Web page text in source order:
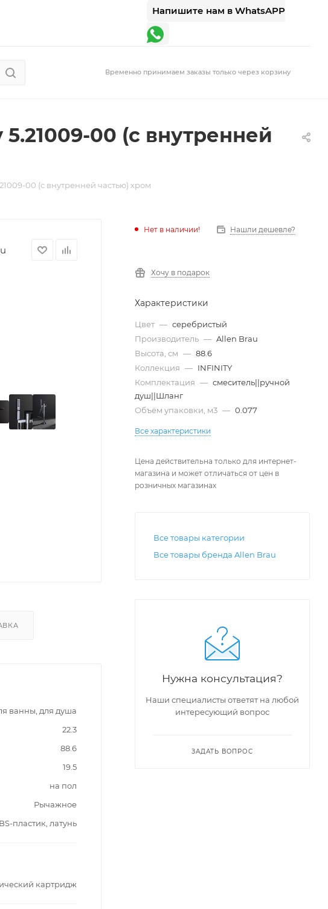
Напишите нам в WhatsAPP
Временно принимаем заказы только через корзину
00 (с внутренней
00 (с внутренней частью) хром
ванны, для душа
22.3
88.6
19.5
на пол
Рычажное
пластик, латунь
картридж
Нет в наличии! Нашли дешевле?
Хочу в подарок
Характеристики
Цвет — серебристый
Производитель — Allen Brau
Высота, см — 88.6
Коллекция — INFINITY
Комплектация — смеситель||ручной
душ||Шланг
Объём упаковки, м3 — 0.077
Все характеристики
Цена действительна только для интернет-
магазина и может отличаться от цен в
розничных магазинах
Все товары категории
Все товары бренда Allen Brau
Нужна консультация?
Наши специалисты ответят на любой
интересующий вопрос
ЗАДАТЬ ВОПРОС